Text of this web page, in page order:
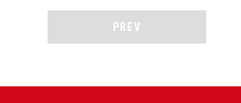
PREV